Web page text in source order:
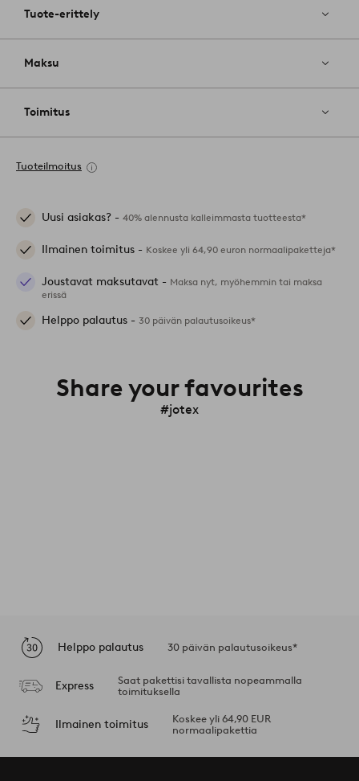
Tuote-erittely
Maksu
Toimitus
Tuoteilmoitus
Uusi asiakas? - 40% alennusta kalleimmasta tuotteesta*
Ilmainen toimitus - Koskee yli 64,90 euron normaalipaketteja*
Joustavat maksutavat - Maksa nyt, myöhemmin tai maksa
erissä
Helppo palautus - 30 päivän palautusoikeus*
Share your favourites
#jotex
Helppo palautus 30 päivän palautusoikeus*
Express
Saat pakettisi tavallista nopeammalla
toimituksella
Ilmainen toimitus
Koskee yli 64,90 EUR
normaalipakettia